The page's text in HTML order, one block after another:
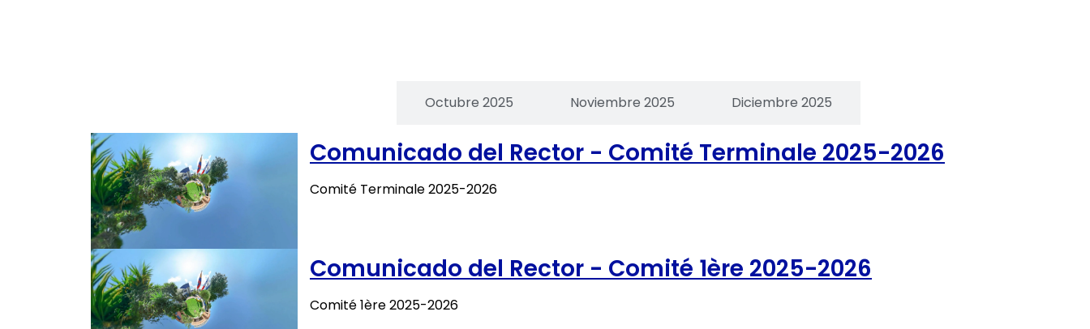
Octubre 2025 Noviembre 2025 Diciembre 2025
Comunicado del Rector - Comité Terminale 2025-2026
Comité Terminale 2025-2026
Comunicado del Rector - Comité 1ère 2025-2026
Comité 1ère 2025-2026